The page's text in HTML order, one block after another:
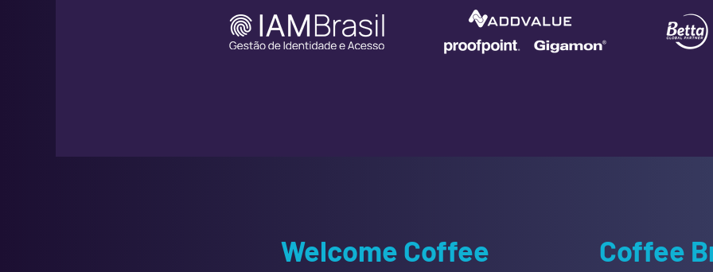
Welcome Coffee Coffee